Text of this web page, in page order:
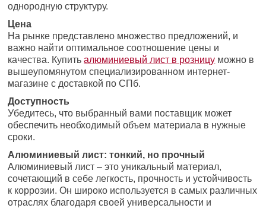
однородную структуру.
Цена
На рынке представлено множество предложений, и
важно найти оптимальное соотношение цены и
качества. Купитьалюминиевый лист в розницу можно в
вышеупомянутом специализированном интернет-
магазине с доставкой по СПб.
Доступность
Убедитесь, что выбранный вами поставщик может
обеспечить необходимый объем материала в нужные
сроки.
Алюминиевый лист: тонкий, но прочный
Алюминиевый лист – это уникальный материал,
сочетающий в себе легкость, прочность и устойчивость
к коррозии. Он широко используется в самых различных
отраслях благодаря своей универсальности и